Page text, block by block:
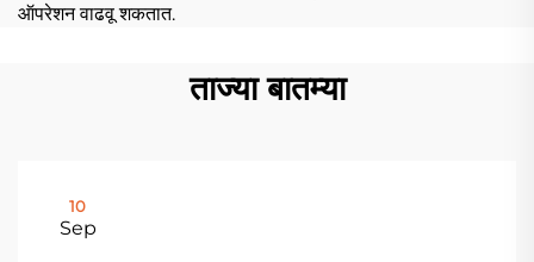
ऑपरेशन वाढवू शकतात.
ताज्या बातम्या
10
Sep